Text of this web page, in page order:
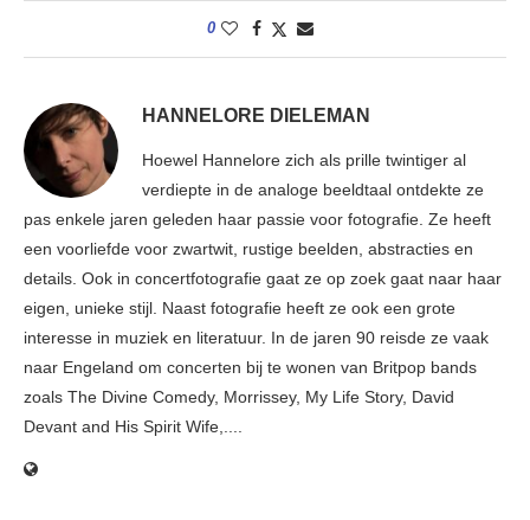
0
HANNELORE DIELEMAN
Hoewel Hannelore zich als prille twintiger al
verdiepte in de analoge beeldtaal ontdekte ze
pas enkele jaren geleden haar passie voor fotografie. Ze heeft
een voorliefde voor zwartwit, rustige beelden, abstracties en
details. Ook in concertfotografie gaat ze op zoek gaat naar haar
eigen, unieke stijl. Naast fotografie heeft ze ook een grote
interesse in muziek en literatuur. In de jaren 90 reisde ze vaak
naar Engeland om concerten bij te wonen van Britpop bands
zoals The Divine Comedy, Morrissey, My Life Story, David
Devant and His Spirit Wife,....